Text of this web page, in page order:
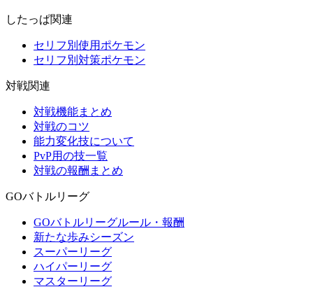
したっぱ関連
セリフ別使用ポケモン
セリフ別対策ポケモン
対戦関連
対戦機能まとめ
対戦のコツ
能力変化技について
PvP用の技一覧
対戦の報酬まとめ
GOバトルリーグ
GOバトルリーグルール・報酬
新たな歩みシーズン
スーパーリーグ
ハイパーリーグ
マスターリーグ